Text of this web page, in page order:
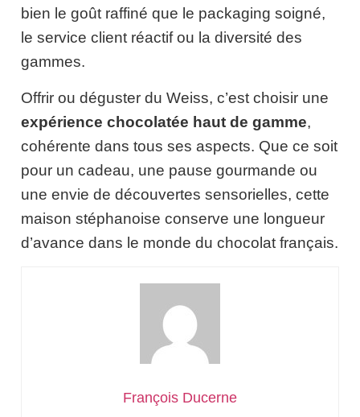
bien le goût raffiné que le packaging soigné,
le service client réactif ou la diversité des
gammes.
Offrir ou déguster du Weiss, c’est choisir une
expérience chocolatée haut de gamme,
cohérente dans tous ses aspects. Que ce soit
pour un cadeau, une pause gourmande ou
une envie de découvertes sensorielles, cette
maison stéphanoise conserve une longueur
d’avance dans le monde du chocolat français.
François Ducerne